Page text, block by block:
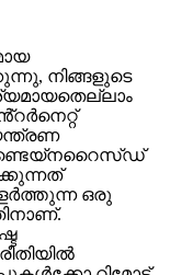
നിങ്ങളുടെ
ഒരു